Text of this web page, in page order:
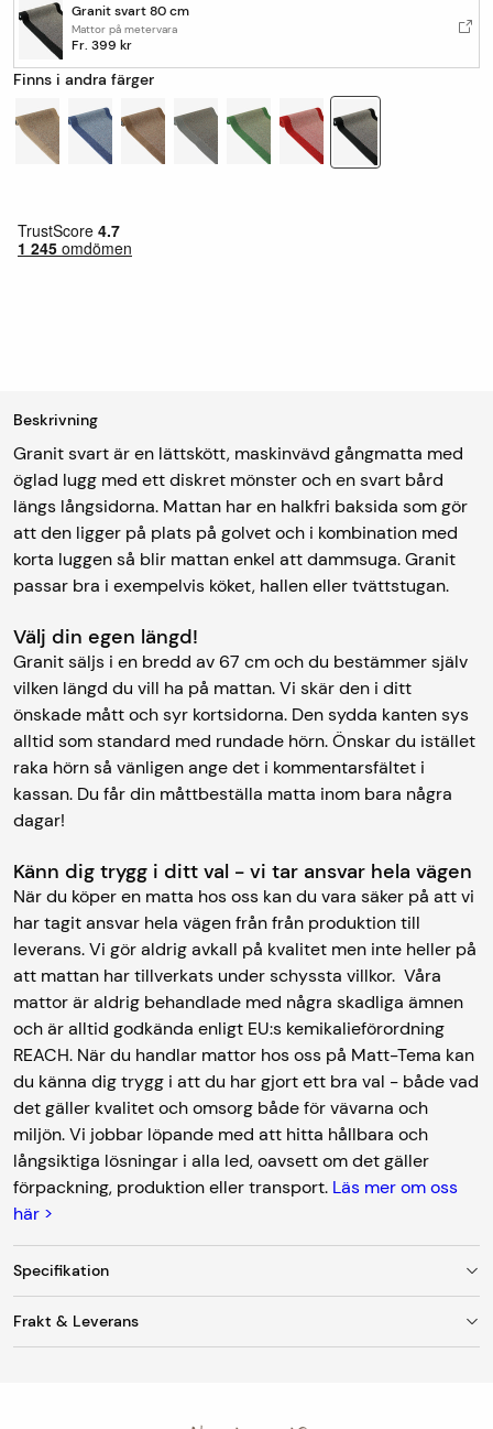
Granit svart 80 cm
Mattor på metervara
Fr. 399 kr
Finns i andra färger
Beskrivning
Granit svart är en lättskött, maskinvävd gångmatta med
öglad lugg med ett diskret mönster och en svart bård
längs långsidorna. Mattan har en halkfri baksida som gör
att den ligger på plats på golvet och i kombination med
korta luggen så blir mattan enkel att dammsuga. Granit
passar bra i exempelvis köket, hallen eller tvättstugan.
Välj din egen längd!
Granit säljs i en bredd av 67 cm och du bestämmer själv
vilken längd du vill ha på mattan. Vi skär den i ditt
önskade mått och syr kortsidorna. Den sydda kanten sys
alltid som standard med rundade hörn. Önskar du istället
raka hörn så vänligen ange det i kommentarsfältet i
kassan. Du får din måttbeställa matta inom bara några
dagar!
Känn dig trygg i ditt val - vi tar ansvar hela vägen
När du köper en matta hos oss kan du vara säker på att vi
har tagit ansvar hela vägen från från produktion till
leverans. Vi gör aldrig avkall på kvalitet men inte heller på
att mattan har tillverkats under schyssta villkor. Våra
mattor är aldrig behandlade med några skadliga ämnen
och är alltid godkända enligt EU:s kemikalieförordning
REACH. När du handlar mattor hos oss på Matt-Tema kan
du känna dig trygg i att du har gjort ett bra val - både vad
det gäller kvalitet och omsorg både för vävarna och
miljön. Vi jobbar löpande med att hitta hållbara och
långsiktiga lösningar i alla led, oavsett om det gäller
förpackning, produktion eller transport. Läs mer om oss
här >
Specifikation
Färg
ca 5 mm
Frakt & Leverans